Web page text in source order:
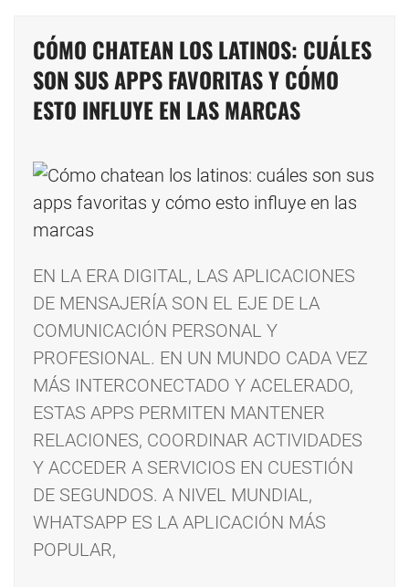
CÓMO CHATEAN LOS LATINOS: CUÁLES
SON SUS APPS FAVORITAS Y CÓMO
ESTO INFLUYE EN LAS MARCAS
EN LA ERA DIGITAL, LAS APLICACIONES
DE MENSAJERÍA SON EL EJE DE LA
COMUNICACIÓN PERSONAL Y
PROFESIONAL. EN UN MUNDO CADA VEZ
MÁS INTERCONECTADO Y ACELERADO,
ESTAS APPS PERMITEN MANTENER
RELACIONES, COORDINAR ACTIVIDADES
Y ACCEDER A SERVICIOS EN CUESTIÓN
DE SEGUNDOS. A NIVEL MUNDIAL,
WHATSAPP ES LA APLICACIÓN MÁS
POPULAR,